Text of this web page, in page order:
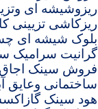
ریزوشیشه ای
ریزکاشی تزیینی
بلوک شیشه ای
گرانیت سرامیک
فروش سینک اجاق
ساختمانی وعایق
هود سینک